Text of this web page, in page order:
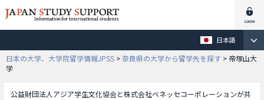
日本語
日本の大学、大学院留学情報JPSS >奈良県の大学から留学先を探す > 帝塚山大
学
公益財団法人アジア学生文化協会と株式会社ベネッセコーポレーションが共